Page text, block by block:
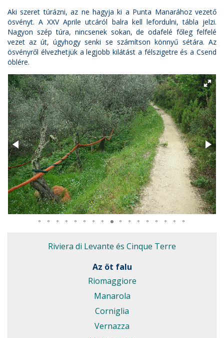
Aki szeret túrázni, az ne hagyja ki a Punta Manarához vezető
ösvényt. A XXV Aprile utcáról balra kell lefordulni, tábla jelzi.
Nagyon szép túra, nincsenek sokan, de odafelé főleg felfelé
vezet az út, úgyhogy senki se számítson könnyű sétára. Az
ösvényről élvezhetjük a legjobb kilátást a félszigetre és a Csend
öblére.
Riviera di Levante és Cinque Terre
Az öt falu
Riomaggiore
Manarola
Corniglia
Vernazza